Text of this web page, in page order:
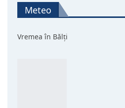
Meteo
Vremea în Bălți